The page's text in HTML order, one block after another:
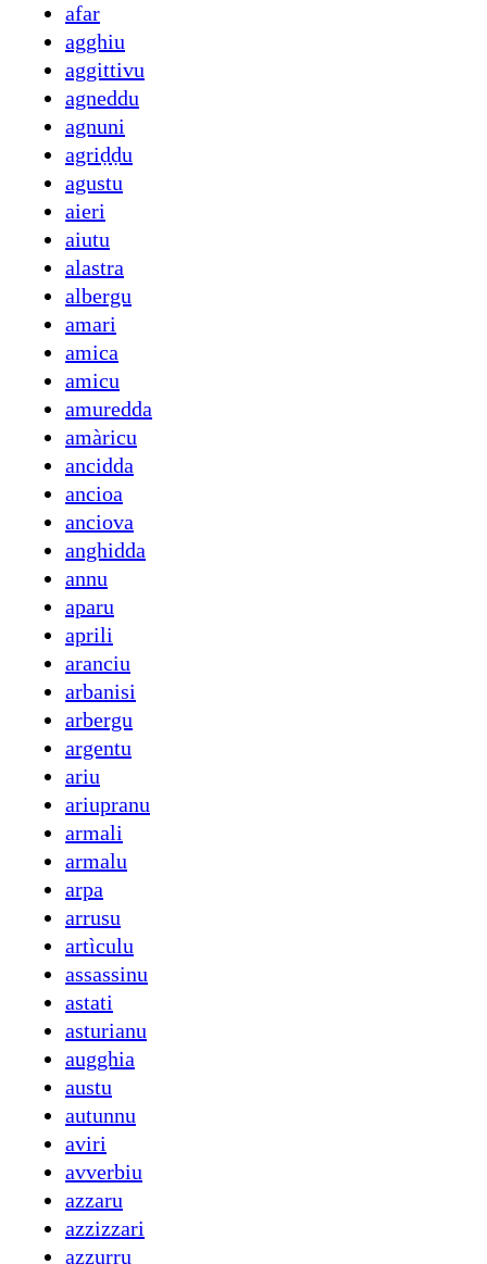
afar
agghiu
aggittivu
agneddu
agnuni
agriḍḍu
agustu
aieri
aiutu
alastra
albergu
amari
amica
amicu
amuredda
amàricu
ancidda
ancioa
anciova
anghidda
annu
aparu
aprili
aranciu
arbanisi
arbergu
argentu
ariu
ariupranu
armali
armalu
arpa
arrusu
artìculu
assassinu
astati
asturianu
augghia
austu
autunnu
aviri
avverbiu
azzaru
azzizzari
azzurru